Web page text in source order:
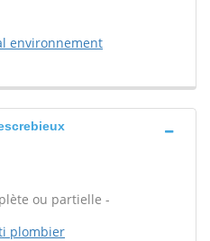
environnement
ou partielle -
plombier